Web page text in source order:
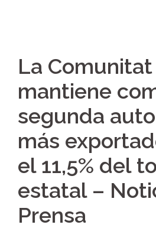
La Comunitat
mantiene
segunda
más
el 11,5% del
estatal –
Prensa